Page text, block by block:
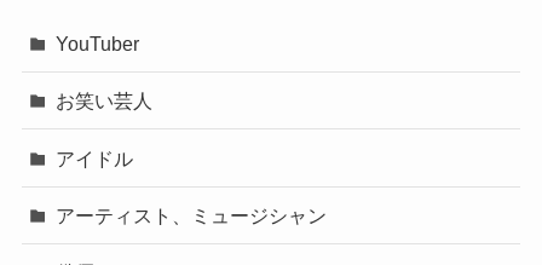
YouTuber
お笑い芸人
アイドル
アーティスト、ミュージシャン